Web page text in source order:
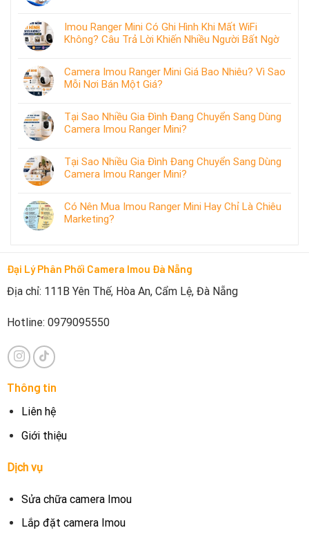
Imou Ranger Mini Có Ghi Hình Khi Mất WiFi
Không? Câu Trả Lời Khiến Nhiều Người Bất Ngờ
Camera Imou Ranger Mini Giá Bao Nhiêu? Vì Sao
Mỗi Nơi Bán Một Giá?
Tại Sao Nhiều Gia Đình Đang Chuyển Sang Dùng
Camera Imou Ranger Mini?
Tại Sao Nhiều Gia Đình Đang Chuyển Sang Dùng
Camera Imou Ranger Mini?
Có Nên Mua Imou Ranger Mini Hay Chỉ Là Chiêu
Marketing?
Đại Lý Phân Phối Camera Imou Đà Nẵng
Địa chỉ: 111B Yên Thế, Hòa An, Cẩm Lệ, Đà Nẵng
Hotline: 0979095550
Thông tin
Liên hệ
Giới thiệu
Dịch vụ
Sửa chữa camera Imou
Lắp đặt camera Imou